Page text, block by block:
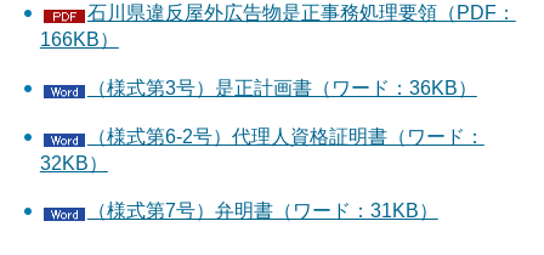
石川県違反屋外広告物是正事務処理要領（PDF：
166KB）
（様式第3号）是正計画書（ワード：36KB）
（様式第6-2号）代理人資格証明書（ワード：
32KB）
（様式第7号）弁明書（ワード：31KB）